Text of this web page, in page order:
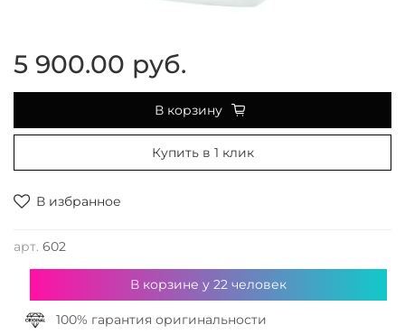
В избранное
арт. 602
5 900.00 руб.
В корзину
Купить в 1 клик
В корзине у 22человек
100% гарантия оригинальности